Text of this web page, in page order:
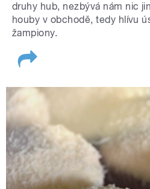
druhy hub, nezbývá nám nic
houby v obchodě, tedy hlívu
žampiony.